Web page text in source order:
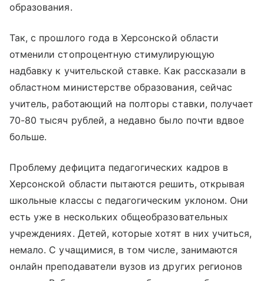
образования.
Так, с прошлого года в Херсонской области
отменили стопроцентную стимулирующую
надбавку к учительской ставке. Как рассказали в
областном министерстве образования, сейчас
учитель, работающий на полторы ставки, получает
70-80 тысяч рублей, а недавно было почти вдвое
больше.
Проблему дефицита педагогических кадров в
Херсонской области пытаются решить, открывая
школьные классы с педагогическим уклоном. Они
есть уже в нескольких общеобразовательных
учреждениях. Детей, которые хотят в них учиться,
немало. С учащимися, в том числе, занимаются
онлайн преподаватели вузов из других регионов